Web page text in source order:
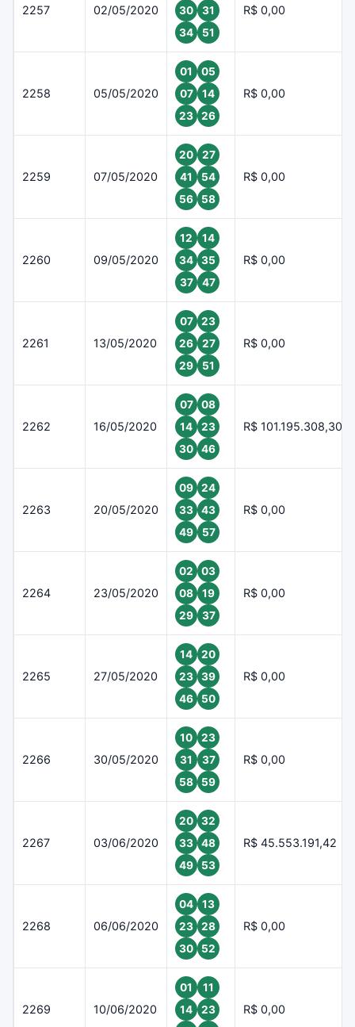
2257 02/05/2020
30
31
34
51
R$ 0,00
2258 05/05/2020
01
05
07
14
23
26
R$ 0,00
2259 07/05/2020
20
27
41
54
56
58
R$ 0,00
2260 09/05/2020
12
14
34
35
37
47
R$ 0,00
2261 13/05/2020
07
23
26
27
29
51
R$ 0,00
2262 16/05/2020
07
08
14
23
30
46
R$ 101.195.308,30
2263 20/05/2020
09
24
33
43
49
57
R$ 0,00
2264 23/05/2020
02
03
08
19
29
37
R$ 0,00
2265 27/05/2020
14
20
23
39
46
50
R$ 0,00
2266 30/05/2020
10
23
31
37
58
59
R$ 0,00
2267 03/06/2020
20
32
33
48
49
53
R$ 45.553.191,42
2268 06/06/2020
04
13
23
28
30
52
R$ 0,00
2269 10/06/2020
01
11
14
23
R$ 0,00